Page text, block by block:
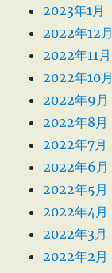
2023年1月
2022年12月
2022年11月
2022年10月
2022年9月
2022年8月
2022年7月
2022年6月
2022年5月
2022年4月
2022年3月
2022年2月